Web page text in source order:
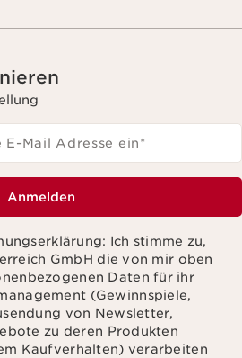
Mail Adresse ein*
Anmelden
Ich stimme zu,
GmbH die von mir oben
Daten für ihr
(Gewinnspiele,
von Newsletter,
zu deren Produkten
Kaufverhalten) verarbeiten